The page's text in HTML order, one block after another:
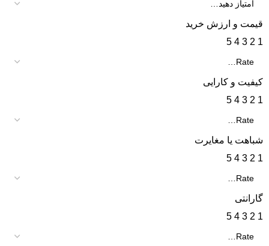
قیمت و ارزش خرید
1
2
3
4
5
کیفیت و کارایی
1
2
3
4
5
شباهت یا مغایرت
1
2
3
4
5
گارانتی
1
2
3
4
5